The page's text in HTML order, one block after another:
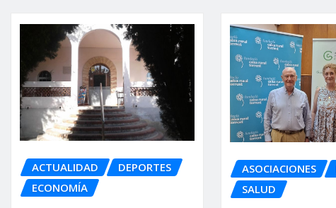
ACTUALIDAD
DEPORTES
ECONOMÍA
ASOCIACIONES
SALUD